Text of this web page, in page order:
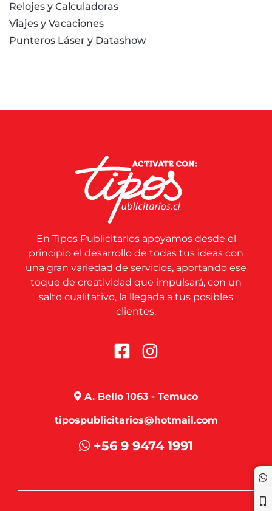
Relojes y Calculadoras
Viajes y Vacaciones
Punteros Láser y Datashow
En Tipos Publicitarios apoyamos desde el
principio el desarrollo de todas tus ideas con
una gran variedad de servicios, aportando ese
toque de creatividad que impulsará, con un
salto cualitativo, la llegada a tus posibles
clientes.
A. Bello 1063 - Temuco
tipospublicitarios@hotmail.com
+56 9 9474 1991